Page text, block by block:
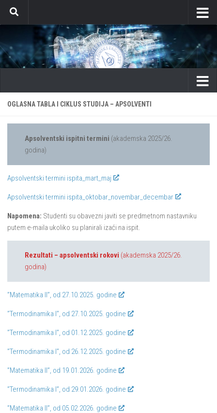
Skip to content
OGLASNA TABLA I CIKLUS STUDIJA – APSOLVENTI
Apsolventski ispitni termini (akademska 2025/26.
godina)
Apsolventski termini ispita_mart_maj
Apsolventski termini ispita_oktobar_novembar_decembar
Napomena: Studenti su obavezni javiti se predmetnom nastavniku
putem e-maila ukoliko su planirali izaći na ispit.
Rezultati – apsolventski rokovi (akademska 2025/26.
godina)
”Matematika II”, od 27.10.2025. godine
”Termodinamika I”, od 27.10.2025. godine
”Termodinamika I”, od 01.12.2025. godine
”Termodinamika I”, od 26.12.2025. godine
”Matematika II”, od 19.01.2026. godine
”Termodinamika I”, od 29.01.2026. godine
”Matematika II”, od 05.02.2026. godine